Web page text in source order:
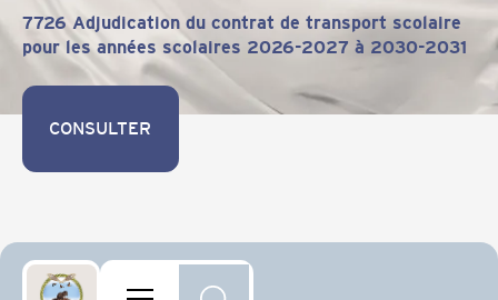
7726 Adjudication du contrat de transport scolaire
pour les années scolaires 2026-2027 à 2030-2031
CONSULTER
CONSULTER